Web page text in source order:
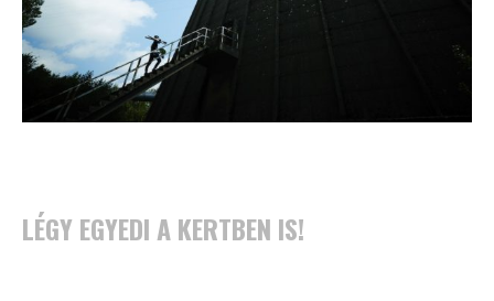
LÉGY EGYEDI A KERTBEN IS!